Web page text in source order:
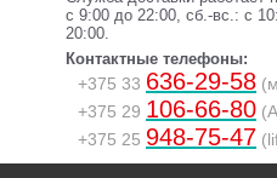
с 9:00 до 22:00, сб.-вс.: с
20:00.
Контактные телефоны:
+375 33 636-29-58
+375 29 106-66-80
+375 25 948-75-47